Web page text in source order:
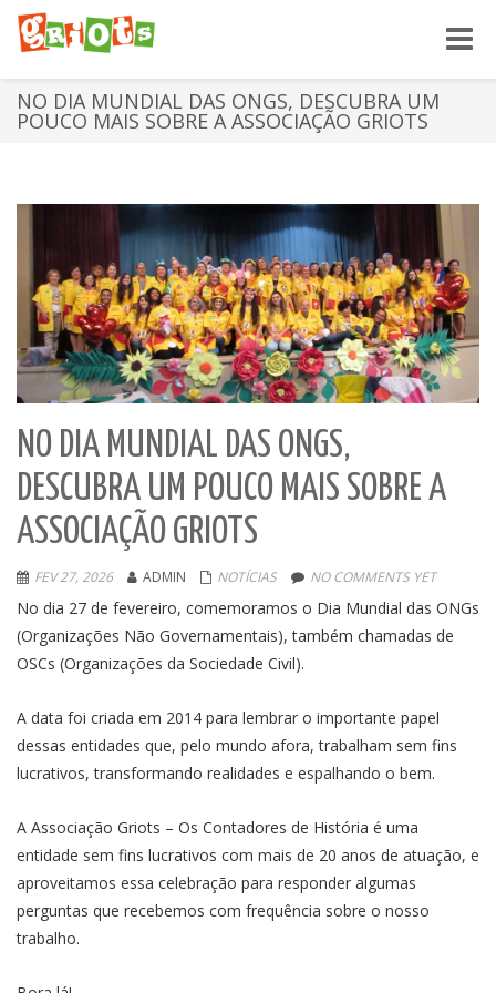
Toggle
NO DIA MUNDIAL DAS ONGS, DESCUBRA UM
POUCO MAIS SOBRE A ASSOCIAÇÃO GRIOTS
NO DIA MUNDIAL DAS ONGS,
DESCUBRA UM POUCO MAIS SOBRE A
ASSOCIAÇÃO GRIOTS
FEV 27, 2026 ADMIN NOTÍCIAS NO COMMENTS YET
No dia 27 de fevereiro, comemoramos o Dia Mundial das ONGs
(Organizações Não Governamentais), também chamadas de
OSCs (Organizações da Sociedade Civil).
A data foi criada em 2014 para lembrar o importante papel
dessas entidades que, pelo mundo afora, trabalham sem fins
lucrativos, transformando realidades e espalhando o bem.
A Associação Griots – Os Contadores de História é uma
entidade sem fins lucrativos com mais de 20 anos de atuação, e
aproveitamos essa celebração para responder algumas
perguntas que recebemos com frequência sobre o nosso
trabalho.